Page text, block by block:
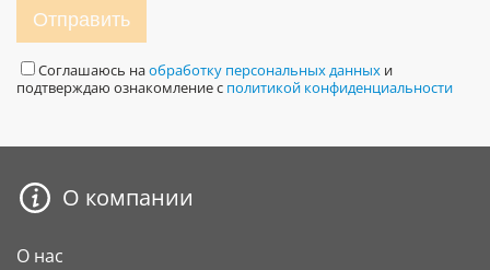
Отправить
Соглашаюсь наобработку персональных данных и
подтверждаю ознакомление с политикой конфиденциальности
О компании
О нас